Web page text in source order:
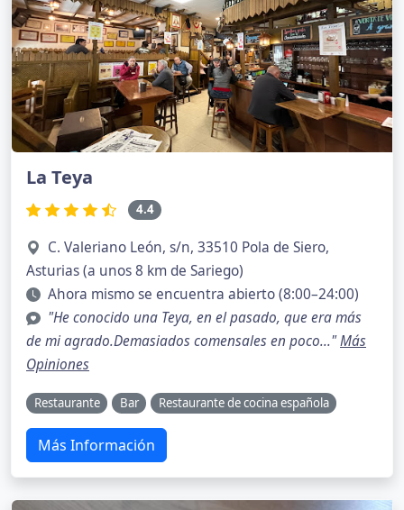
La Teya
4.4
C. Valeriano León, s/n, 33510 Pola de Siero,
Asturias (a unos 8 km de Sariego)
Ahora mismo se encuentra abierto (8:00–24:00)
"He conocido una Teya, en el pasado, que era más
de mi agrado.Demasiados comensales en poco..."Más
Opiniones
Restaurante Bar Restaurante de cocina española
Más Información